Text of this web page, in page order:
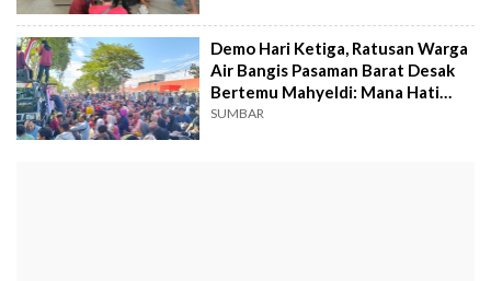
Demo Hari Ketiga, Ratusan Warga
Air Bangis Pasaman Barat Desak
Bertemu Mahyeldi: Mana Hati
Nurani Gubernur Sumbar!
SUMBAR